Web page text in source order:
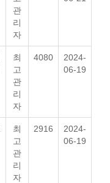
관
리
자
최
고
관
리
자
4080
2024-
06-19
최
고
관
리
자
2916
2024-
06-19